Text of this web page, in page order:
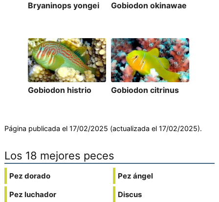
Bryaninops yongei Gobiodon okinawae
Gobiodon histrio Gobiodon citrinus
Página publicada el 17/02/2025 (actualizada el 17/02/2025).
Los 18 mejores peces
Pez dorado
Pez luchador
Pez ángel
Discus